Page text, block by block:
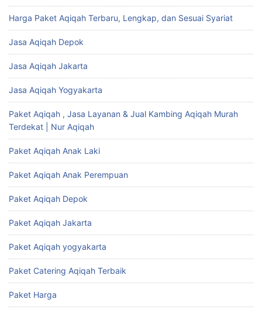
Harga Paket Aqiqah Terbaru, Lengkap, dan Sesuai Syariat
Jasa Aqiqah Depok
Jasa Aqiqah Jakarta
Jasa Aqiqah Yogyakarta
Paket Aqiqah , Jasa Layanan & Jual Kambing Aqiqah Murah
Terdekat | Nur Aqiqah
Paket Aqiqah Anak Laki
Paket Aqiqah Anak Perempuan
Paket Aqiqah Depok
Paket Aqiqah Jakarta
Paket Aqiqah yogyakarta
Paket Catering Aqiqah Terbaik
Paket Harga